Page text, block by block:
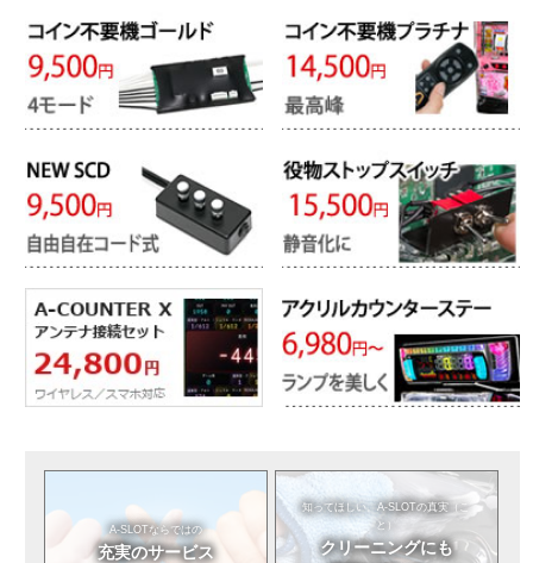
A-SLOTならではの
充実のサービス
知ってほしい。A-SLOTの真実（こ
と）
クリーニングにも